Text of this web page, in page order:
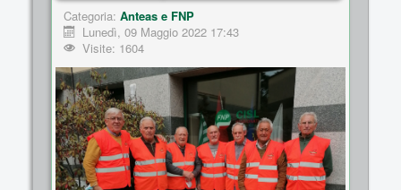
Categoria: Anteas e FNP
Lunedì, 09 Maggio 2022 17:43
Visite: 1604